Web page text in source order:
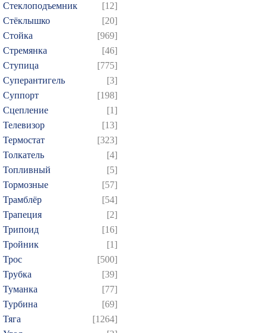
Стеклоподъемник
[12]
Стёклышко
[20]
Стойка
[969]
Стремянка
[46]
Ступица
[775]
Суперантигель
[3]
Суппорт
[198]
Сцепление
[1]
Телевизор
[13]
Термостат
[323]
Толкатель
[4]
Топливный
[5]
Тормозные
[57]
Трамблёр
[54]
Трапеция
[2]
Трипоид
[16]
Тройник
[1]
Трос
[500]
Трубка
[39]
Туманка
[77]
Турбина
[69]
Тяга
[1264]